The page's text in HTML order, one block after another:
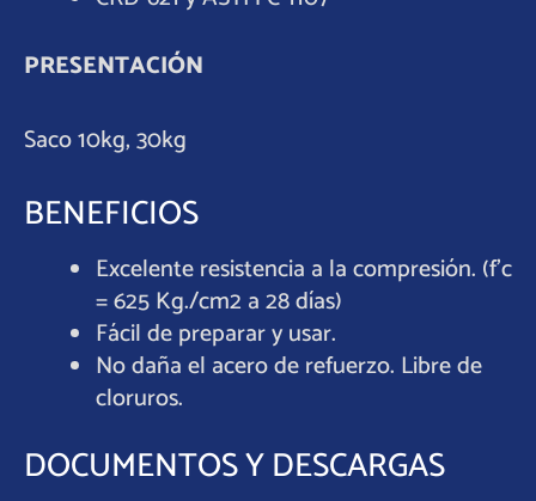
PRESENTACIÓN
Saco 10kg, 30kg
BENEFICIOS
Excelente resistencia a la compresión. (f’c
= 625 Kg./cm2 a 28 días)
Fácil de preparar y usar.
No daña el acero de refuerzo. Libre de
cloruros.
DOCUMENTOS Y DESCARGAS